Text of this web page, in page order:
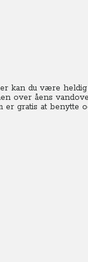
kan du være
over åens
er gratis at benytte